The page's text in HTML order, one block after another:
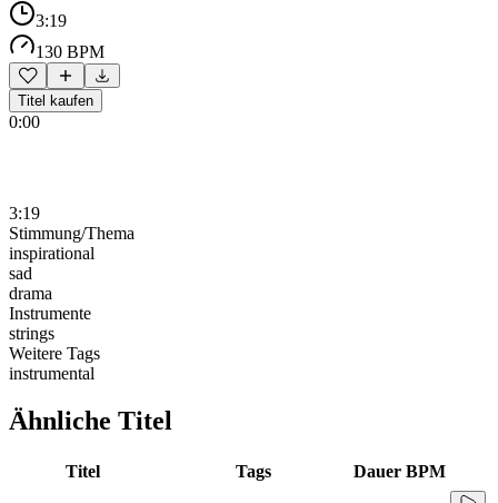
3:19
130 BPM
Titel kaufen
0:00
3:19
Stimmung/Thema
inspirational
sad
drama
Instrumente
strings
Weitere Tags
instrumental
Ähnliche Titel
Titel Tags Dauer BPM